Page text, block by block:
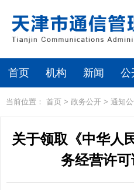
首页 机构 新闻 公
当前位置： 首页 > 政务公开 > 通知
关于领取《中华人
务经营许